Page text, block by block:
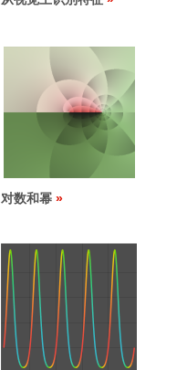
对数和幂